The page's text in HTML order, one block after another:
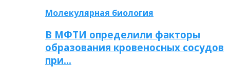
Молекулярная биология
В МФТИ определили факторы
образования кровеносных сосудов
при…